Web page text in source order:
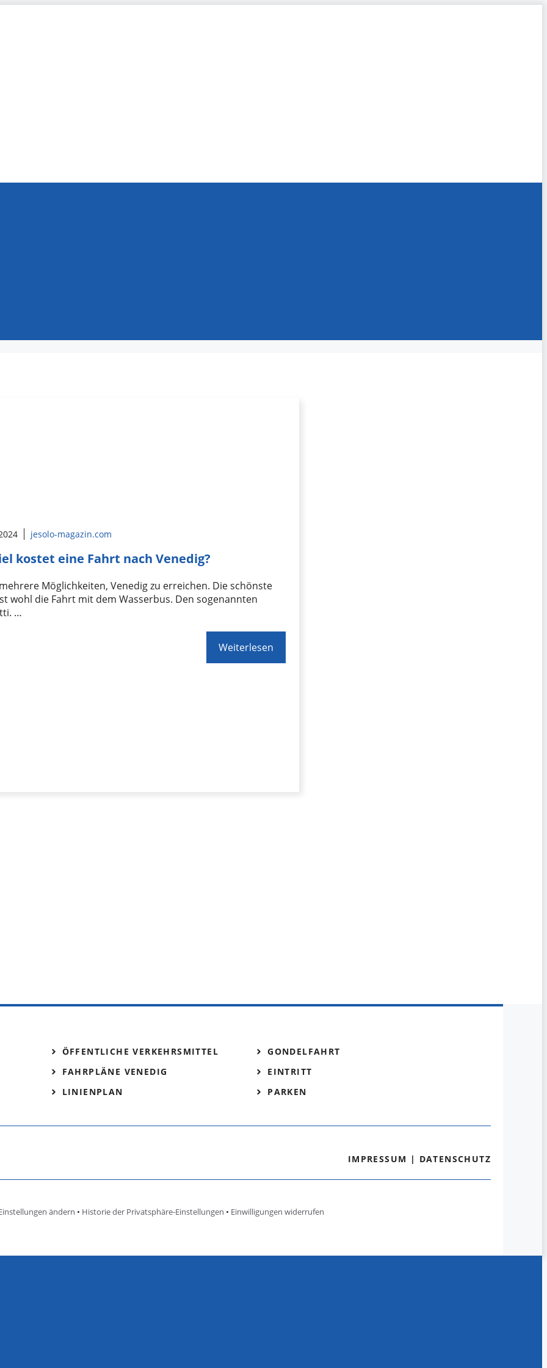
jesolo-magazin.com
kostet eine Fahrt nach Venedig?
Möglichkeiten, Venedig zu erreichen. Die schönste
wohl die Fahrt mit dem Wasserbus. Den sogenannten
…
Weiterlesen
ÖFFENTLICHE VERKEHRSMITTEL
FAHRPLÄNE VENEDIG
LINIENPLAN
GONDELFAHRT
EINTRITT
PARKEN
IMPRESSUM | DATENSCHUTZ
ändern • Historie der Privatsphäre-Einstellungen • Einwilligungen widerrufen